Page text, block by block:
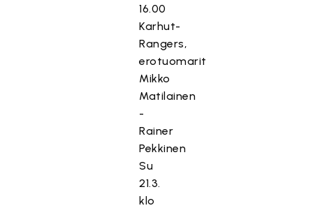
16.00
Karhut-
Rangers,
erotuomarit
Mikko
Matilainen
-
Rainer
Pekkinen
Su
21.3.
klo